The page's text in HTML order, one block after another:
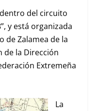
del circuito
y está organizada
de Zalamea de la
de la Dirección
Extremeña
La